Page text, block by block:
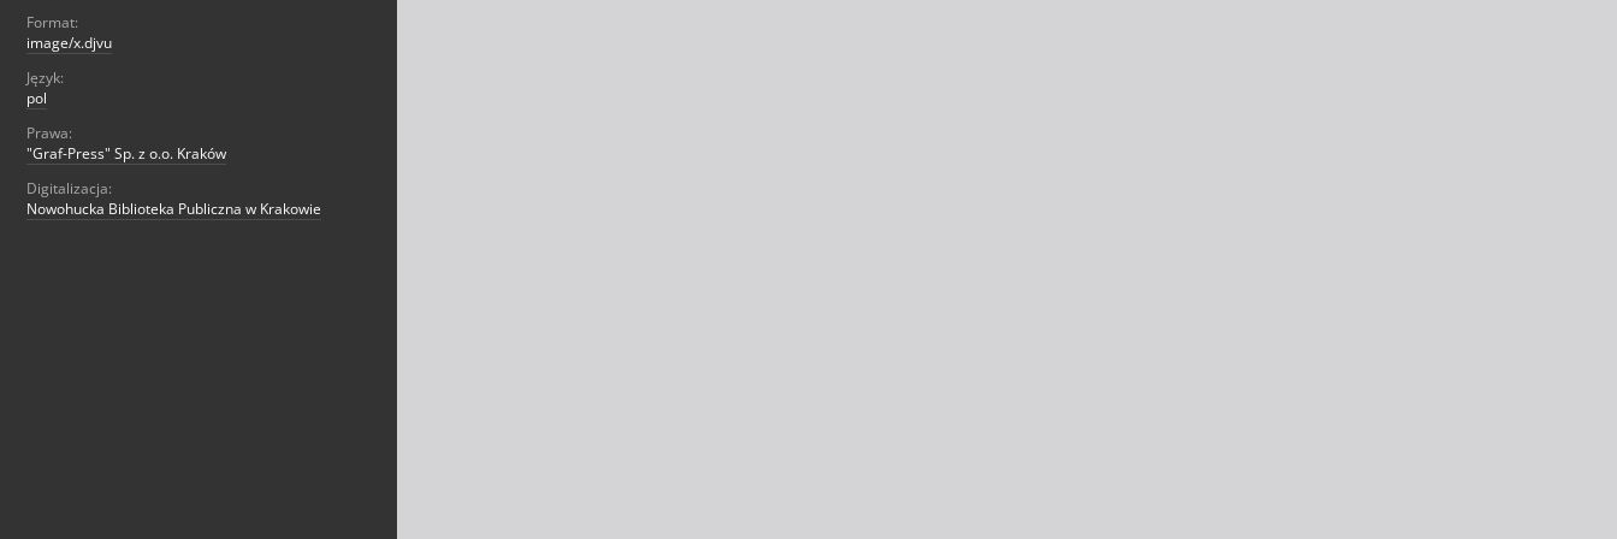
Format:
image/x.djvu
Język:
pol
Prawa:
"Graf-Press" Sp. z o.o. Kraków
Digitalizacja:
Nowohucka Biblioteka Publiczna w Krakowie